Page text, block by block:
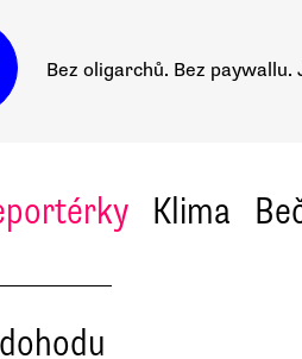
Bez oligarchů. Bez paywallu.
Klima